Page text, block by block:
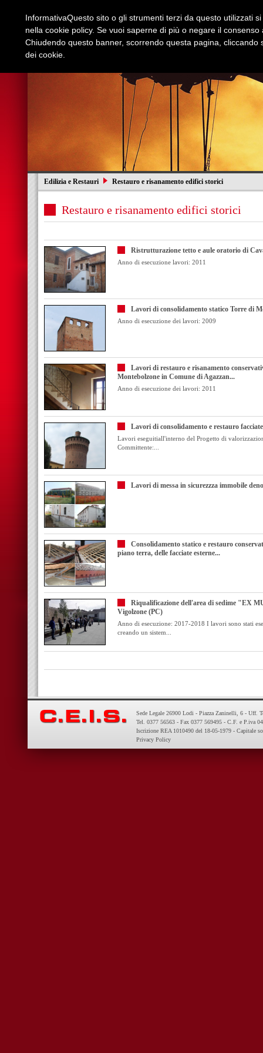
Edilizia e Restauri Restauro e risanamento edifici storici
Restauro e risanamento edifici storici
Ristrutturazione tetto e aule oratorio di
Anno di esecuzione lavori: 2011
Lavori di consolidamento statico Torre di
Anno di esecuzione dei lavori: 2009
Lavori di restauro e risanamento
Montebolzone in Comune di Agazzan...
Anno di esecuzione dei lavori: 2011
Lavori di consolidamento e restauro
Lavori eseguitiall'interno del Progetto di
Committente:...
Lavori di messa in sicurezzza immobile
Consolidamento statico e restauro
piano terra, delle facciate esterne...
Riqualificazione dell'area di sedime "EX
Vigolzone (PC)
Anno di esecuzione: 2017-2018 I lavori sono stati
creando un sistem...
Sede Legale 26900 Lodi - Piazza Zaninelli, 6 - Uff.
Tel. 0377 56563 - Fax 0377 569495 - C.F. e P.iva
Iscrizione REA 1010490 del 18-05-1979 - Capitale
Privacy Policy
InformativaQuesto sito o gli strumenti terzi da questo utilizzati
nella cookie policy. Se vuoi saperne di più o negare il
Chiudendo questo banner, scorrendo questa pagina,
dei cookie.